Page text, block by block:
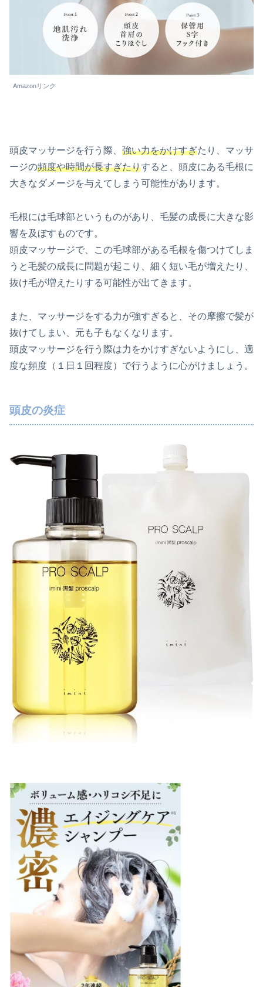
Amazonリンク
頭皮マッサージを行う際、 強い力をかけすぎたり、マッサ
ージの頻度や時間が長すぎたりすると、頭皮にある毛根に
大きなダメージを与えてしまう可能性があります。
毛根には毛球部というものがあり、毛髪の成長に大きな影
響を及ぼすものです。
頭皮マッサージで、この毛球部がある毛根を傷つけてしま
うと毛髪の成長に問題が起こり、細く短い毛が増えたり、
抜け毛が増えたりする可能性が出てきます。
また、マッサージをする力が強すぎると、その摩擦で髪が
抜けてしまい、元も子もなくなります。
頭皮マッサージを行う際は力をかけすぎないようにし、適
度な頻度（１日１回程度）で行うように心がけましょう。
頭皮の炎症